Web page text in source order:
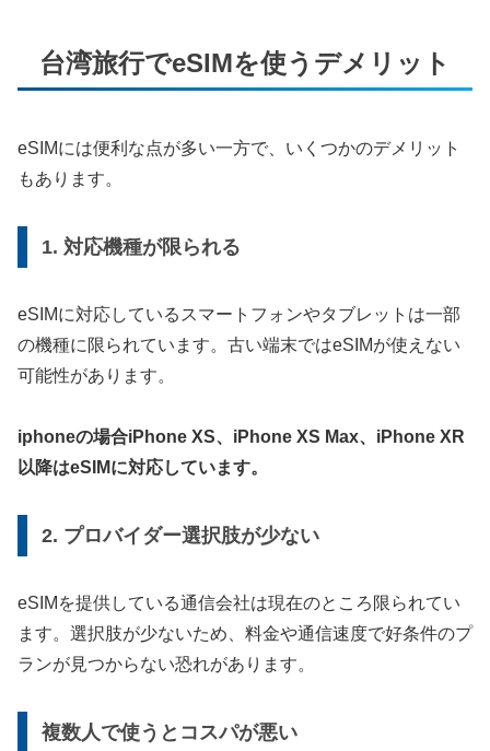
台湾旅行でeSIMを使うデメリット
eSIMには便利な点が多い一方で、いくつかのデメリット
もあります。
1. 対応機種が限られる
eSIMに対応しているスマートフォンやタブレットは一部
の機種に限られています。古い端末ではeSIMが使えない
可能性があります。
iphoneの場合iPhone XS、iPhone XS Max、iPhone XR
以降はeSIMに対応しています。
2. プロバイダー選択肢が少ない
eSIMを提供している通信会社は現在のところ限られてい
ます。選択肢が少ないため、料金や通信速度で好条件のプ
ランが見つからない恐れがあります。
複数人で使うとコスパが悪い